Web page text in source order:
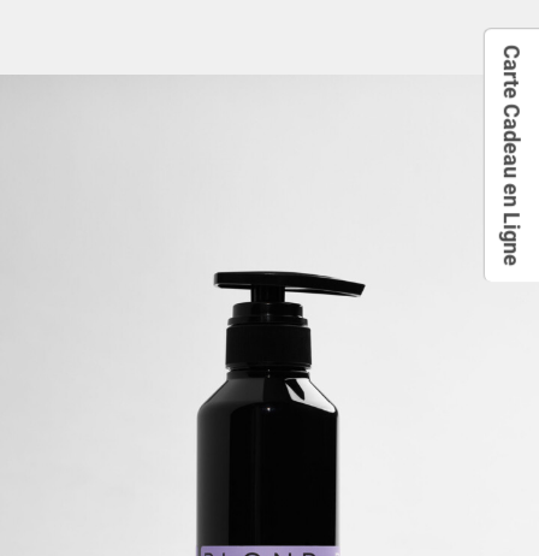
Carte Cadeau en Ligne